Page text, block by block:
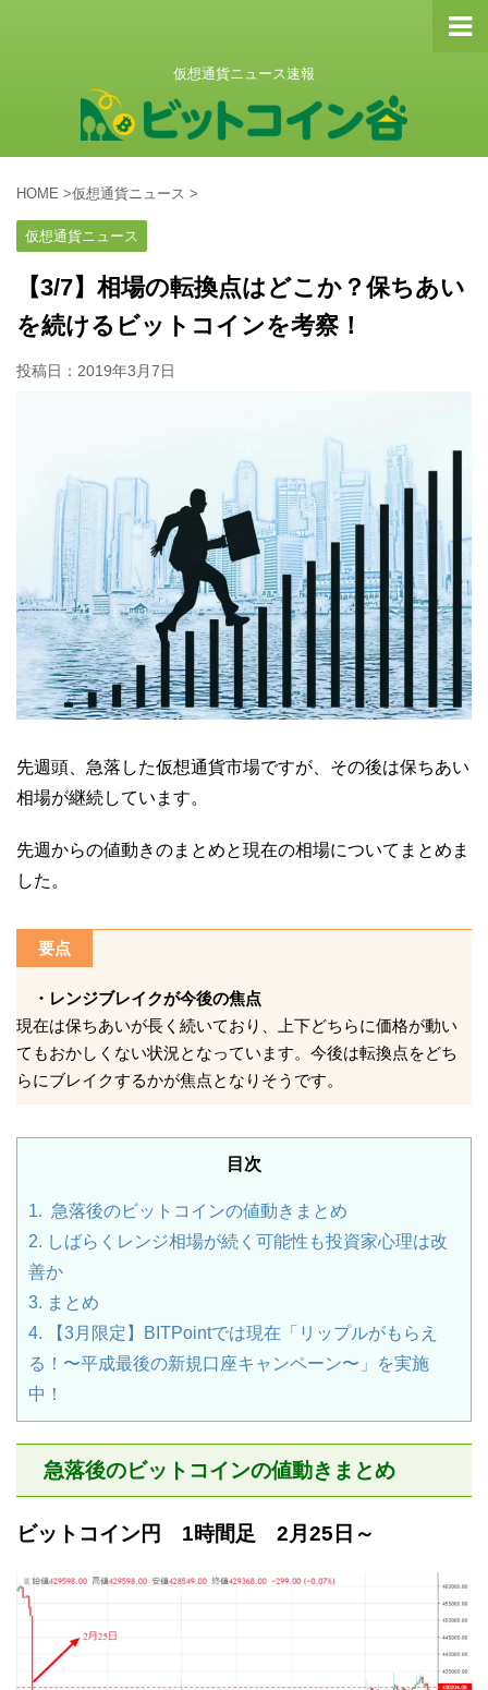
仮想通貨ニュース速報
HOME >仮想通貨ニュース >
仮想通貨ニュース
【3/7】相場の転換点はどこか？保ちあい
を続けるビットコインを考察！
投稿日： 2019年3月7日
先週頭、急落した仮想通貨市場ですが、その後は保ちあい
相場が継続しています。
先週からの値動きのまとめと現在の相場についてまとめま
した。
要点
・レンジブレイクが今後の焦点
現在は保ちあいが長く続いており、上下どちらに価格が動い
てもおかしくない状況となっています。今後は転換点をどち
らにブレイクするかが焦点となりそうです。
目次
1. 急落後のビットコインの値動きまとめ
2. しばらくレンジ相場が続く可能性も投資家心理は改
善か
3. まとめ
4. 【3月限定】BITPointでは現在「リップルがもらえ
る！〜平成最後の新規口座キャンペーン〜」を実施
中！
急落後のビットコインの値動きまとめ
ビットコイン円 1時間足 2月25日～